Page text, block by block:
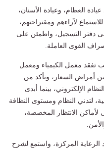
العظام، وعيادة الأسنان،
لآراءهم ومقتراحتهم،
دفتر التسجيل، واطمئن على
القوى العاملة.
تفقد معمل الكيمياء ومعمل
أمراض السعار، وتأكد من
الإلكتروني، بينما أبدى
لتدني النظام ومستوى النظافة
الانتظار المخصصة،
الرعاية المركزة، واستمع لشرح